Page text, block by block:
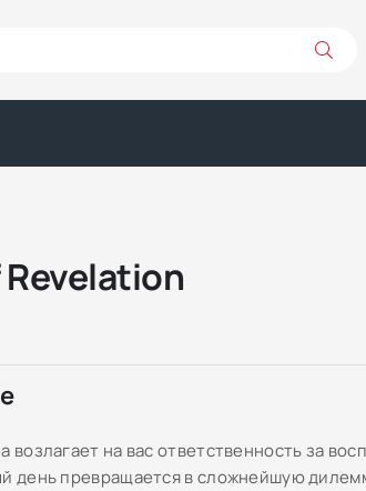
возлагает на вас ответственность за
день превращается в сложнейшую